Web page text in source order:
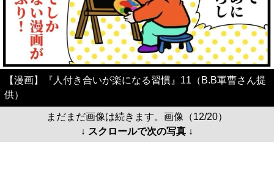
【漫画】『人付き合いが楽になる習慣』11（B.B軍曹さん提
供）
まだまだ画像は続きます。画像（12/20）
↓ スクロールで次の写真 ↓